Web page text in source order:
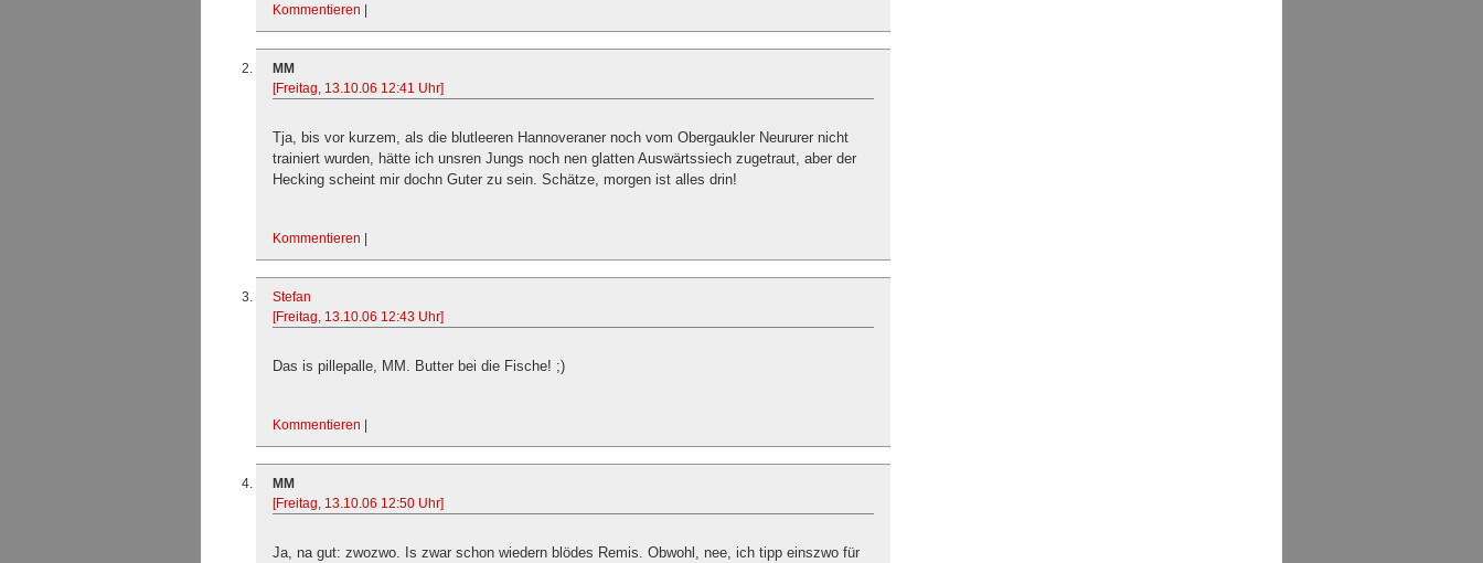
Kommentieren
MM
[Freitag, 13.10.06 12:41 Uhr]
Tja, bis vor kurzem, als die blutleeren Hannoveraner noch vom Obergaukler Neururer nicht
trainiert wurden, hätte ich unsren Jungs noch nen glatten Auswärtssiech zugetraut, aber der
Hecking scheint mir dochn Guter zu sein. Schätze, morgen ist alles drin!
Kommentieren
Stefan
[Freitag, 13.10.06 12:43 Uhr]
Das is pillepalle, MM. Butter bei die Fische! ;)
Kommentieren
MM
[Freitag, 13.10.06 12:50 Uhr]
Ja, na gut: zwozwo. Is zwar schon wiedern blödes Remis. Obwohl, nee, ich tipp einszwo für